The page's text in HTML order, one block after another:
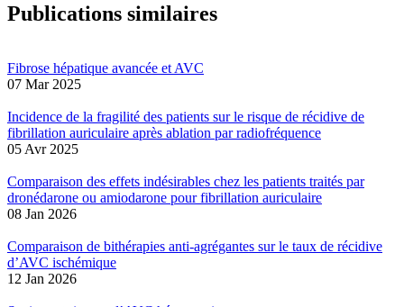
Publications similaires
Fibrose hépatique avancée et AVC
07 Mar 2025
Incidence de la fragilité des patients sur le risque de récidive de
fibrillation auriculaire après ablation par radiofréquence
05 Avr 2025
Comparaison des effets indésirables chez les patients traités par
dronédarone ou amiodarone pour fibrillation auriculaire
08 Jan 2026
Comparaison de bithérapies anti-agrégantes sur le taux de récidive
d’AVC ischémique
12 Jan 2026